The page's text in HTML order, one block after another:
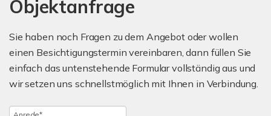
Objektanfrage
Sie haben noch Fragen zu dem Angebot oder wollen
einen Besichtigungstermin vereinbaren, dann füllen Sie
einfach das untenstehende Formular vollständig aus und
wir setzen uns schnellstmöglich mit Ihnen in Verbindung.